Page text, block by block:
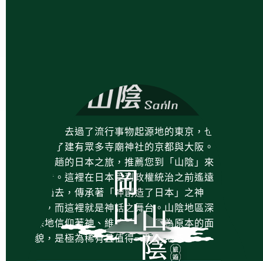
您也許去過了流行事物起源地的東京，也
去過了建有眾多寺廟神社的京都與大阪。
下一趟的日本之旅，推薦您到「山陰」來
看看。這裡在日本受到政權統治之前遙遠
的過去，傳承著「神創造了日本」之神
話，而這裡就是神話之舞台。山陰地區深
深地信仰著神、維持著日本最為原本的面
貌，是極為稀有且值得一探的地區。